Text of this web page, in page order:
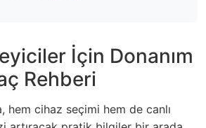
İçin Donanım
Rehberi
hem cihaz seçimi hem de canlı